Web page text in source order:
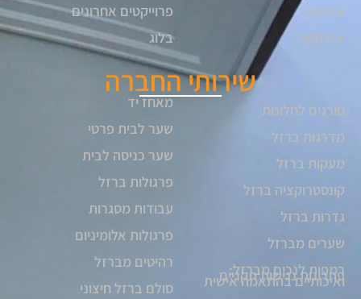
אודותנו
צרו קשר
פרוייקטים אחרונים
בלוג
שירותי החברה
סורגים לחלונות
מדרגות ברזל
מעקות ברזל
קונסטרוקציה ברזל
גדרות ברזל
שערים מברזל
רמפות לנכים מברזל:
פתרונות נגישות תקניים
ואיכותיים בהתאמה אישית
מאחז יד
שער לבית פרטי
שער כניסה לבית
פרגולות ברזל
עבודות מסגרות
פרגולות אלומיניום
רהיטים מברזל
סולם ברזל חיצוני